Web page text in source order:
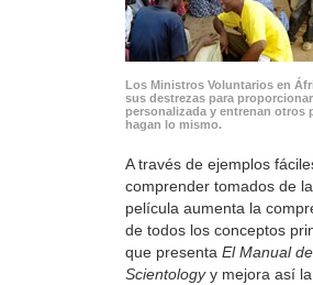
Los Ministros Voluntarios en
sus destrezas para
personalizada y entrenan otros
hagan lo mismo.
A través de ejemplos
comprender tomados de
película aumenta la
de todos los conceptos
que presenta El Manual de
Scientologyy mejora así la